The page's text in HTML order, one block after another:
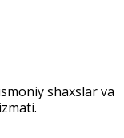
shaxslar va